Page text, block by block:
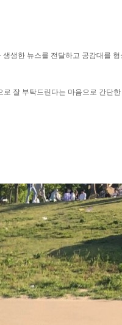
생한 뉴스를 전달하고 공감대를
잘 부탁드린다는 마음으로 간단